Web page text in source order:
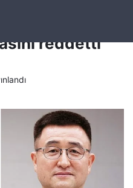
sıkıyönetim
reddetti